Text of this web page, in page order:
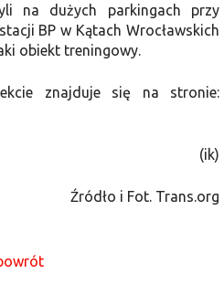
na dużych parkingach przy
BP w Kątach Wrocławskich
obiekt treningowy.
znajduje się na stronie:
(ik)
Źródło i Fot. Trans.org